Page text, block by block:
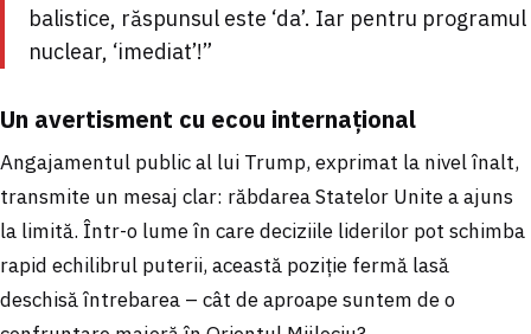
balistice, răspunsul este ‘da’. Iar pentru programul
nuclear, ‘imediat’!”
Un avertisment cu ecou internațional
Angajamentul public al lui Trump, exprimat la nivel înalt,
transmite un mesaj clar: răbdarea Statelor Unite a ajuns
la limită. Într-o lume în care deciziile liderilor pot schimba
rapid echilibrul puterii, această poziție fermă lasă
deschisă întrebarea – cât de aproape suntem de o